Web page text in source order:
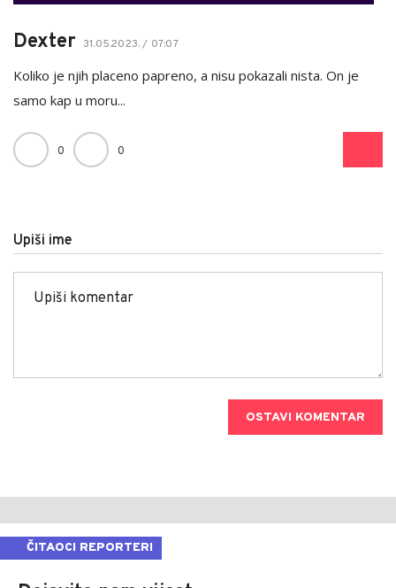
Dexter 31.05.2023. / 07:07
Koliko je njih placeno papreno, a nisu pokazali nista. On je
samo kap u moru...
0 0
Upiši ime
OSTAVI KOMENTAR
ČITAOCI REPORTERI